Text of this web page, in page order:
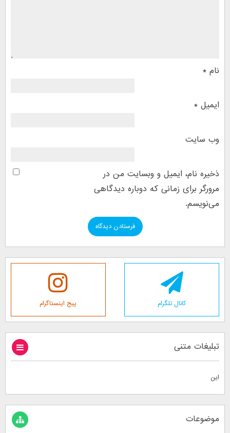
نام *
ایمیل *
وب‌ سایت
ذخیره نام، ایمیل و وبسایت من در
مرورگر برای زمانی که دوباره دیدگاهی
می‌نویسم.
کانال تلگرام پیج اینستاگرام
تبلیغات متنی
این
موضوعات